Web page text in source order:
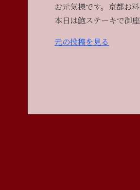
お元気様です。京都お
本日は鮑ステーキで御座
元の投稿を見る